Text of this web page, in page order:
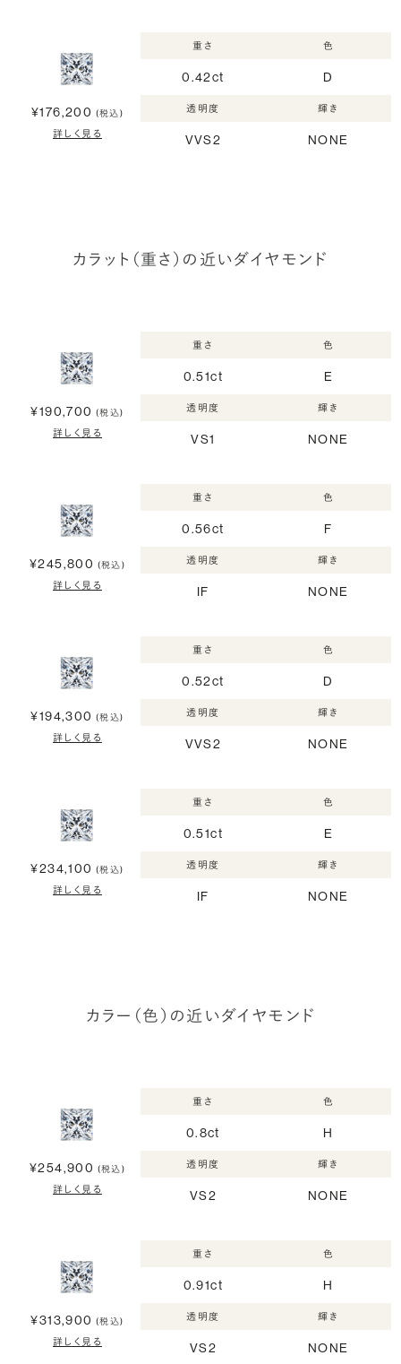
¥176,200 (税込)
詳しく見る
重さ
0.42ct
色
D
透明度
VVS2
輝き
NONE
カラット（重さ）の近いダイヤモンド
¥190,700 (税込)
詳しく見る
重さ
0.51ct
色
E
透明度
VS1
輝き
NONE
¥245,800 (税込)
詳しく見る
重さ
0.56ct
色
F
透明度
IF
輝き
NONE
¥194,300 (税込)
詳しく見る
重さ
0.52ct
色
D
透明度
VVS2
輝き
NONE
¥234,100 (税込)
詳しく見る
重さ
0.51ct
色
E
透明度
IF
輝き
NONE
カラー（色）の近いダイヤモンド
¥254,900 (税込)
詳しく見る
重さ
0.8ct
色
H
透明度
VS2
輝き
NONE
¥313,900 (税込)
詳しく見る
重さ
0.91ct
色
H
透明度
VS2
輝き
NONE